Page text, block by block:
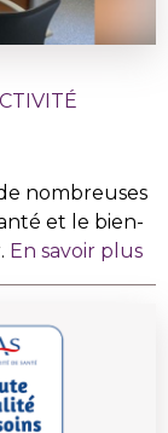
nombreuses
et le bien-
En savoir plus